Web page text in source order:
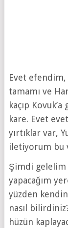
Evet efendim,
tamamı ve
kaçıp
kare. Evet
yırtıklar var,
iletiyorum bu
Şimdi gelelim
yapacağım
yüzden
nasıl
hüzün